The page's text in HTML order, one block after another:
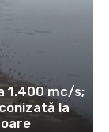
1.400 mc/s;
la